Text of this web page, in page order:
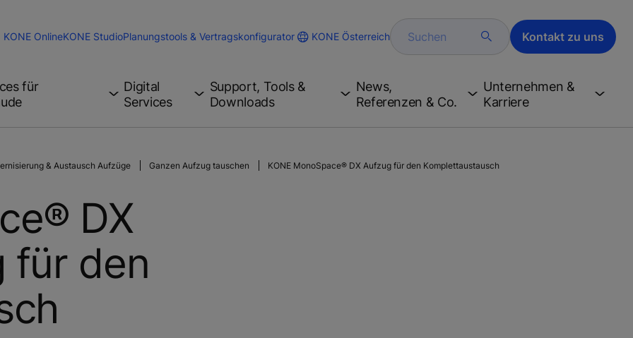
KONE OnlineKONE StudioPlanungstools & Vertragskonfigurator KONE Österreich Suchen Kontakt zu uns
für
Digital
Services
Support, Tools &
Downloads
News,
Referenzen & Co.
Unternehmen &
Karriere
& Austausch Aufzüge Ganzen Aufzug tauschen KONE MonoSpace® DX Aufzug für den Komplettaustausch
DX
für den